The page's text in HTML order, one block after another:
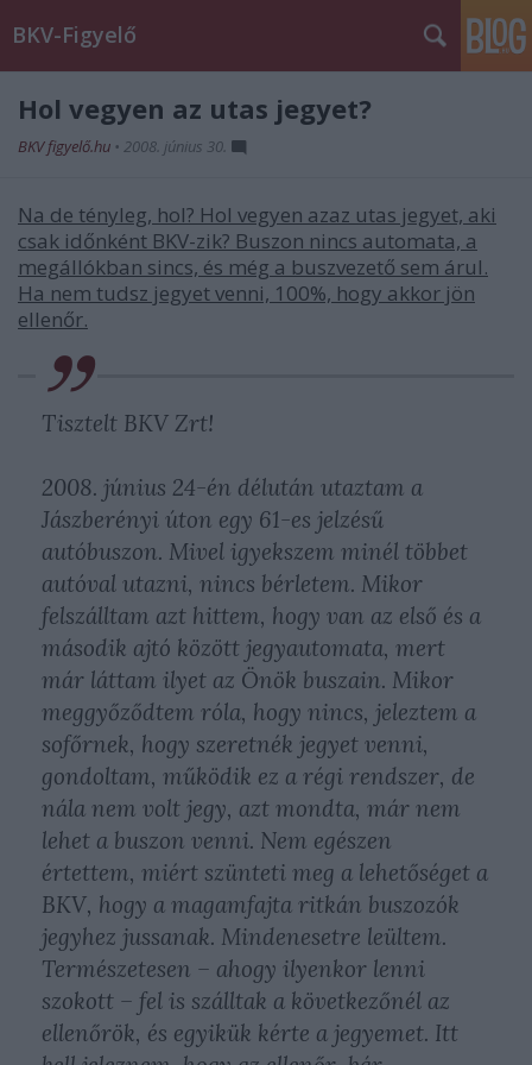
BKV-Figyelő
Hol vegyen az utas jegyet?
BKV figyelő.hu • 2008. június 30.
Na de tényleg, hol? Hol vegyen azaz utas jegyet, aki
csak időnként BKV-zik? Buszon nincs automata, a
megállókban sincs, és még a buszvezető sem árul.
Ha nem tudsz jegyet venni, 100%, hogy akkor jön
ellenőr.
Tisztelt BKV Zrt!
2008. június 24-én délután utaztam a
Jászberényi úton egy 61-es jelzésű
autóbuszon. Mivel igyekszem minél többet
autóval utazni, nincs bérletem. Mikor
felszálltam azt hittem, hogy van az első és a
második ajtó között jegyautomata, mert
már láttam ilyet az Önök buszain. Mikor
meggyőződtem róla, hogy nincs, jeleztem a
sofőrnek, hogy szeretnék jegyet venni,
gondoltam, működik ez a régi rendszer, de
nála nem volt jegy, azt mondta, már nem
lehet a buszon venni. Nem egészen
értettem, miért szünteti meg a lehetőséget a
BKV, hogy a magamfajta ritkán buszozók
jegyhez jussanak. Mindenesetre leültem.
Természetesen – ahogy ilyenkor lenni
szokott – fel is szálltak a következőnél az
ellenőrök, és egyikük kérte a jegyemet. Itt